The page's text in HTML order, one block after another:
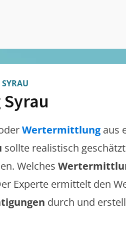
SYRAU
Syrau
Wertermittlung aus
sollte realistisch
Welches
Experte ermittelt den
durch und